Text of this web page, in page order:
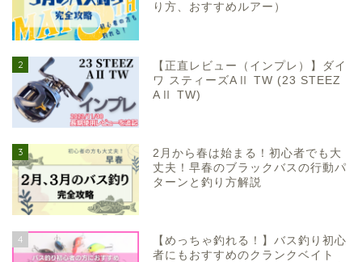
り方、おすすめルアー）
2
【正直レビュー（インプレ）】ダイ
ワ スティーズAⅡ TW (23 STEEZ
AⅡ TW)
3
2月から春は始まる！初心者でも大
丈夫！早春のブラックバスの行動パ
ターンと釣り方解説
4
【めっちゃ釣れる！】バス釣り初心
者にもおすすめのクランクベイト